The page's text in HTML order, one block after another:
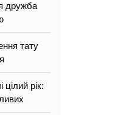
дружба
тату
рік: